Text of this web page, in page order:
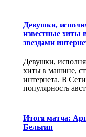
Девушки,
известные хиты
звездами
Девушки,
хиты в машине,
интернета. В
популярность
Итоги матча:
Бельгия